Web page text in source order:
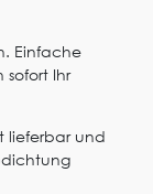
Einfache
sofort Ihr
lieferbar und